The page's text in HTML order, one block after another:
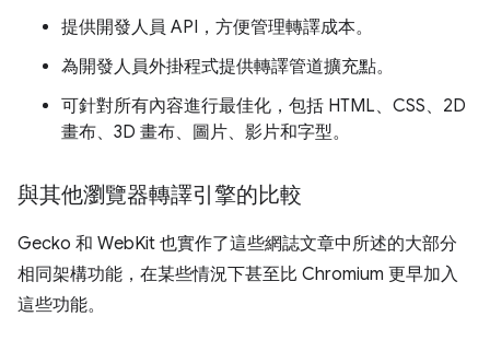
提供開發人員 API，方便管理轉譯成本。
為開發人員外掛程式提供轉譯管道擴充點。
可針對所有內容進行最佳化，包括 HTML、CSS、2D
畫布、3D 畫布、圖片、影片和字型。
與其他瀏覽器轉譯引擎的比較
Gecko 和 WebKit 也實作了這些網誌文章中所述的大部分
相同架構功能，在某些情況下甚至比 Chromium 更早加入
這些功能。